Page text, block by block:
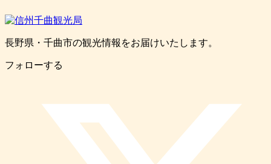
長野県・千曲市の観光情報をお届けいたします。
フォローする